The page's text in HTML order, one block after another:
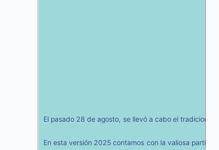
El pasado 28 de agosto, se llevó a cabo el
En esta versión 2025 contamos con la valiosa